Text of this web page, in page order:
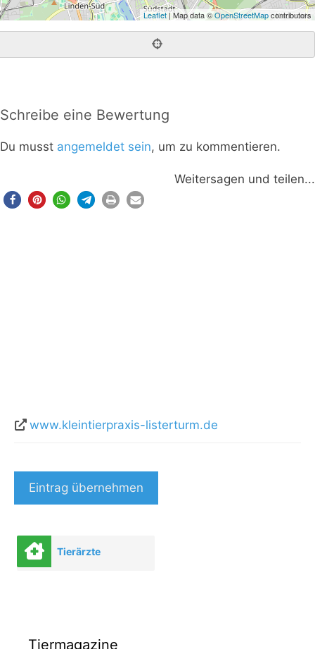
Leaflet| Map data ©OpenStreetMapcontributors
Schreibe eine Bewertung
Du musst angemeldet sein, um zu kommentieren.
Weitersagen und teilen...
www.kleintierpraxis-listerturm.de
Eintrag übernehmen
Tierärzte
Tiermagazine